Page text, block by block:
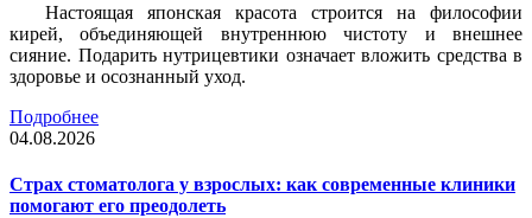
Настоящая японская красота строится на философии
кирей, объединяющей внутреннюю чистоту и внешнее
сияние. Подарить нутрицевтики означает вложить средства в
здоровье и осознанный уход.
Подробнее
04.08.2026
Страх стоматолога у взрослых: как современные клиники
помогают его преодолеть